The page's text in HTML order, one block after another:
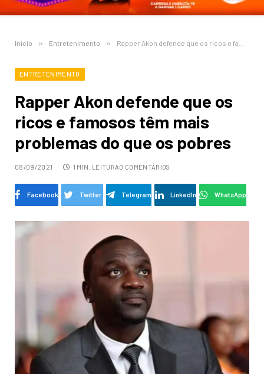
Início » Entretenimento » Rapper Akon defende que os ricos e famosos têm mais problemas do que os pobres
ENTRETENIMENTO
Rapper Akon defende que os
ricos e famosos têm mais
problemas do que os pobres
08/09/2021 1 MIN. LEITURA0 COMENTÁRIOS
Facebook Twitter Telegram LinkedIn WhatsApp